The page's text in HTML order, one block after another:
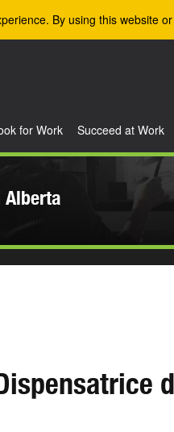
By using this website
for Work Succeed at Work
Alberta